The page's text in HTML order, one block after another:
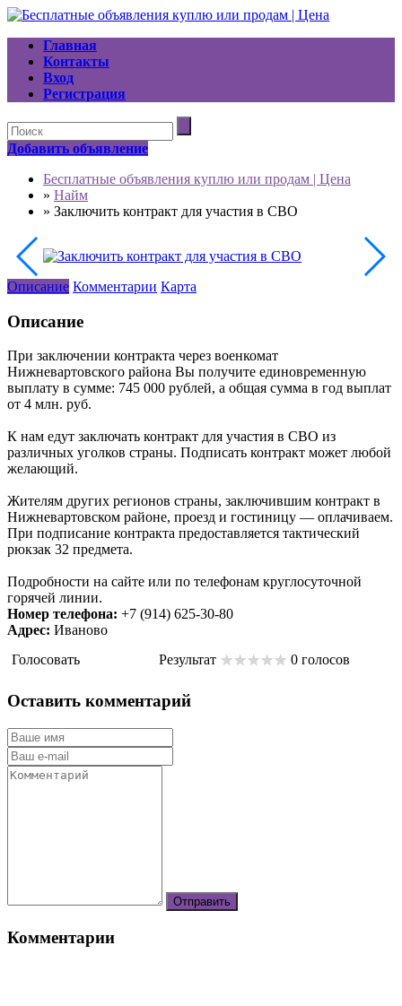
Главная
Контакты
Вход
Регистрация
Добавить объявление
Бесплатные объявления куплю или продам | Цена
» Найм
» Заключить контракт для участия в СВО
Описание Комментарии Карта
Описание
При заключении контракта через военкомат
Нижневартовского района Вы получите единовременную
выплату в сумме: 745 000 рублей, а общая сумма в год выплат
от 4 млн. руб.
К нам едут заключать контракт для участия в СВО из
различных уголков страны. Подписать контракт может любой
желающий.
Жителям других регионов страны, заключившим контракт в
Нижневартовском районе, проезд и гостиницу — оплачиваем.
При подписание контракта предоставляется тактический
рюкзак 32 предмета.
Подробности на сайте или по телефонам круглосуточной
горячей линии.
Номер телефона: +7 (914) 625-30-80
Адрес: Иваново
Голосовать
Результат 0 голосов
Оставить комментарий
Комментарии